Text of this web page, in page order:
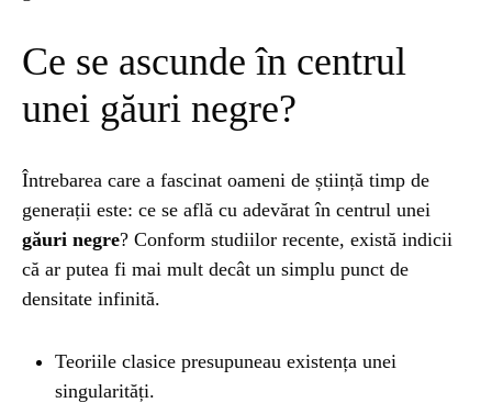
Ce se ascunde în centrul
unei găuri negre?
Întrebarea care a fascinat oameni de știință timp de
generații este: ce se află cu adevărat în centrul unei
găuri negre? Conform studiilor recente, există indicii
că ar putea fi mai mult decât un simplu punct de
densitate infinită.
Teoriile clasice presupuneau existența unei
singularități.
APLICATIA
UNCATEGORIZED 1 year ago
Barajul Trei Defileuri a Încetinit Rotația
Pământului: Mit sau Realitate?
Seriale turcesti:Top 5 cele mai bune seriale